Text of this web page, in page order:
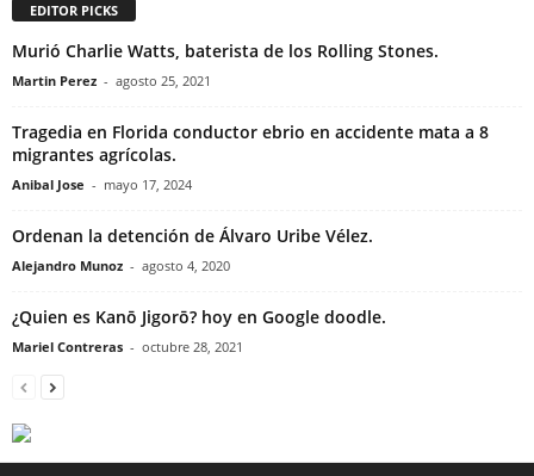
EDITOR PICKS
Murió Charlie Watts, baterista de los Rolling Stones.
Martin Perez - agosto 25, 2021
Tragedia en Florida conductor ebrio en accidente mata a 8
migrantes agrícolas.
Anibal Jose - mayo 17, 2024
Ordenan la detención de Álvaro Uribe Vélez.
Alejandro Munoz - agosto 4, 2020
¿Quien es Kanō Jigorō? hoy en Google doodle.
Mariel Contreras - octubre 28, 2021